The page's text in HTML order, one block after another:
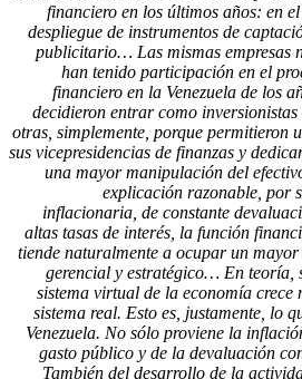
financiero en los últimos años: en
despliegue de instrumentos de
publicitario… Las mismas empresas
han tenido participación en el
financiero en la Venezuela de los
decidieron entrar como
otras, simplemente, porque permitieron
sus vicepresidencias de finanzas y
una mayor manipulación del
explicación razonable, por
inflacionaria, de constante
altas tasas de interés, la función
tiende naturalmente a ocupar un
gerencial y estratégico… En teoría,
sistema virtual de la economía crece
sistema real. Esto es, justamente, lo
Venezuela. No sólo proviene la
gasto público y de la devaluación
También del desarrollo de la